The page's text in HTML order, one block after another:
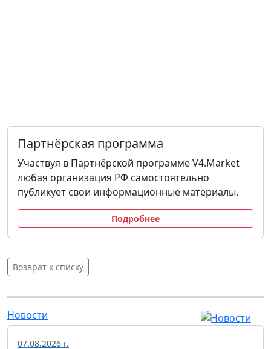
Партнёрская программа
Участвуя в Партнёрской программе V4.Market
любая организация РФ самостоятельно
публикует свои информационные материалы.
Подробнее
Возврат к списку
Новости
07.08.2026 г.